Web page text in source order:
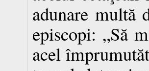
adunare multă
episcopi: „Să
acel